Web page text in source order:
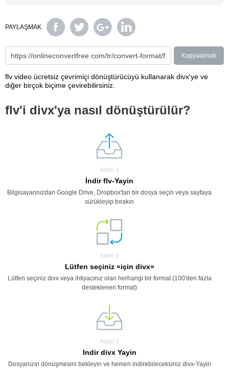
PAYLAŞMAK
Kopyalamak
flv video ücretsiz çevrimiçi dönüştürücüyü kullanarak divx'ye ve
diğer birçok biçime çevirebilirsiniz.
flv'i divx'ya nasıl dönüştürülür?
Adim 1
İndir flv-Yayin
Bilgisayarınızdan Google Drive, Dropbox'tan bir dosya seçin veya sayfaya
sürükleyip bırakın
Adim 2
Lütfen seçiniz «için divx»
Lütfen seçiniz divx veya ihtiyacınız olan herhangi bir format (100'den fazla
desteklenen format)
Adim 3
Indir divx Yayin
Dosyanızın dönüşmesini bekleyin ve hemen indirebileceksiniz divx-Yayin